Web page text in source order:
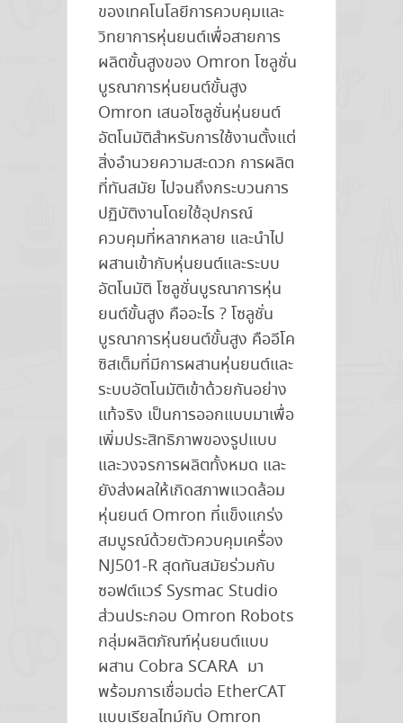
ของเทคโนโลยีการควบคุมและ
วิทยาการหุ่นยนต์เพื่อสายการ
ผลิตขั้นสูงของ Omron โซลูชั่น
บูรณาการหุ่นยนต์ขั้นสูง
Omron เสนอโซลูชั่นหุ่นยนต์
อัตโนมัติสำหรับการใช้งานตั้งแต่
สิ่งอำนวยความสะดวก การผลิต
ที่ทันสมัย ไปจนถึงกระบวนการ
ปฏิบัติงานโดยใช้อุปกรณ์
ควบคุมที่หลากหลาย และนำไป
ผสานเข้ากับหุ่นยนต์และระบบ
อัตโนมัติ โซลูชั่นบูรณาการหุ่น
ยนต์ขั้นสูง คืออะไร ? โซลูชั่น
บูรณาการหุ่นยนต์ขั้นสูง คืออีโค
ซิสเต็มที่มีการผสานหุ่นยนต์และ
ระบบอัตโนมัติเข้าด้วยกันอย่าง
แท้จริง เป็นการออกแบบมาเพื่อ
เพิ่มประสิทธิภาพของรูปแบบ
และวงจรการผลิตทั้งหมด และ
ยังส่งผลให้เกิดสภาพแวดล้อม
หุ่นยนต์ Omron ที่แข็งแกร่ง
สมบูรณ์ด้วยตัวควบคุมเครื่อง
NJ501-R สุดทันสมัยร่วมกับ
ซอฟต์แวร์ Sysmac Studio
ส่วนประกอบ Omron Robots
กลุ่มผลิตภัณฑ์หุ่นยนต์แบบ
ผสาน Cobra SCARA มา
พร้อมการเชื่อมต่อ EtherCAT
แบบเรียลไทม์กับ Omron